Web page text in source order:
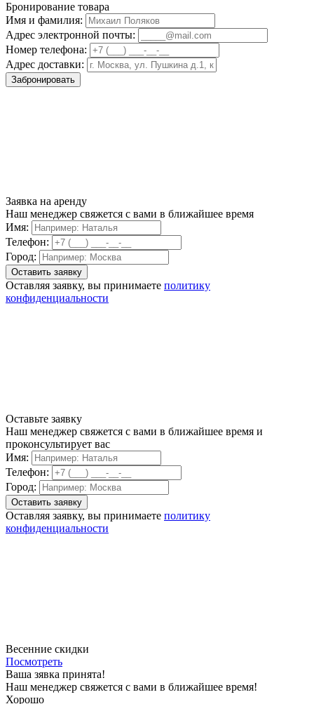
Бронирование товара
Имя и фамилия:
Адрес электронной почты:
Номер телефона:
Адрес доставки:
Забронировать
Заявка на аренду
Наш менеджер свяжется с вами в ближайшее время
Имя:
Телефон:
Город:
Оставляя заявку, вы принимаете политику
конфиденциальности
Оставьте заявку
Наш менеджер свяжется с вами в ближайшее время и
проконсультирует вас
Имя:
Телефон:
Город:
Оставляя заявку, вы принимаете политику
конфиденциальности
Весенние скидки
Посмотреть
Ваша зявка принята!
Наш менеджер свяжется с вами в ближайшее время!
Хорошо